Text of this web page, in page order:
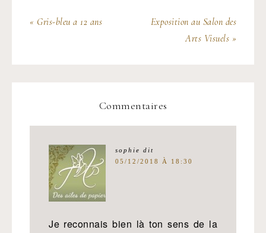
« Gris-bleu a 12 ans
Exposition au Salon des
Arts Visuels »
Commentaires
sophie dit
05/12/2018 À 18:30
Je reconnais bien là ton sens de la